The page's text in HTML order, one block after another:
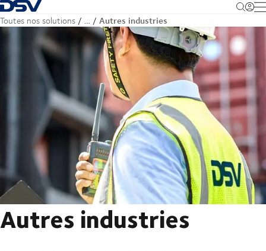
Retour à la page d'accueil
Toutes nos solutions … Autres industries
Autres industries